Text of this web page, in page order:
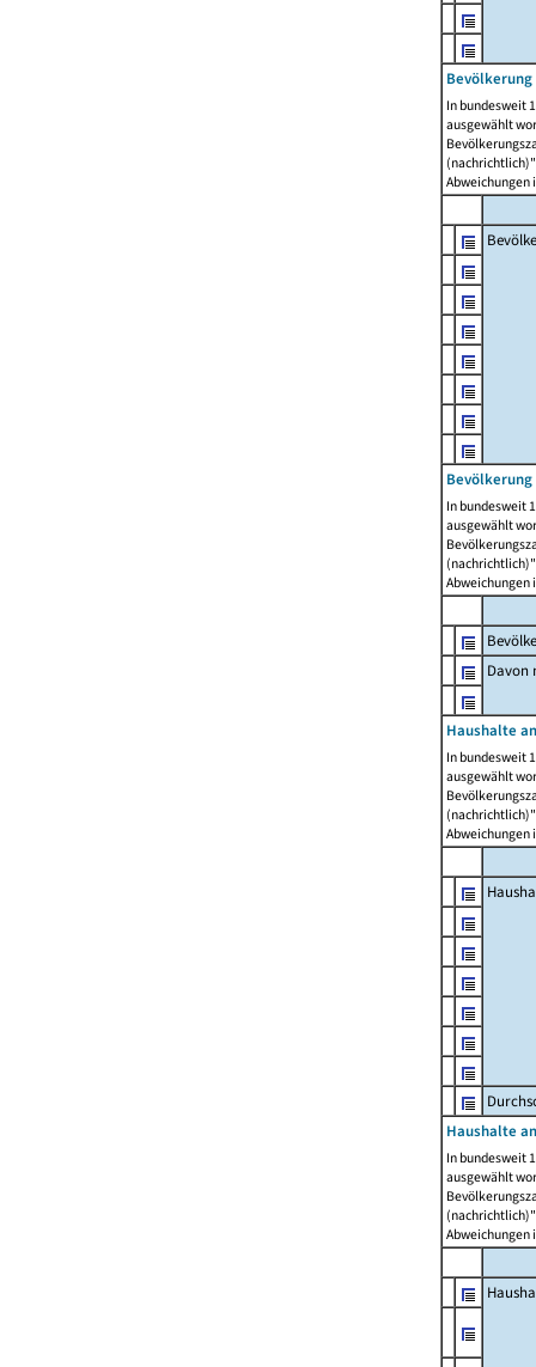
In bundesweit
ausgewählt
Abweichungen
In bundesweit
ausgewählt
Abweichungen
Davon
Haushalte
In bundesweit
ausgewählt
Abweichungen
Haushalte
In bundesweit
ausgewählt
Abweichungen